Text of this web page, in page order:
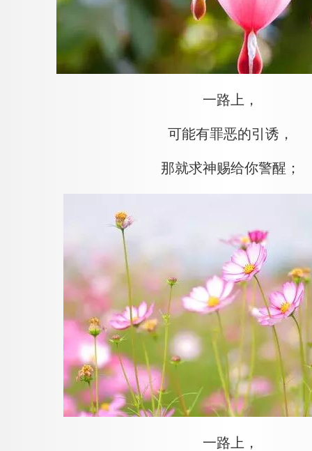
一路上，
可能有罪恶的引诱，
那就求神赐给你警醒；
一路上，